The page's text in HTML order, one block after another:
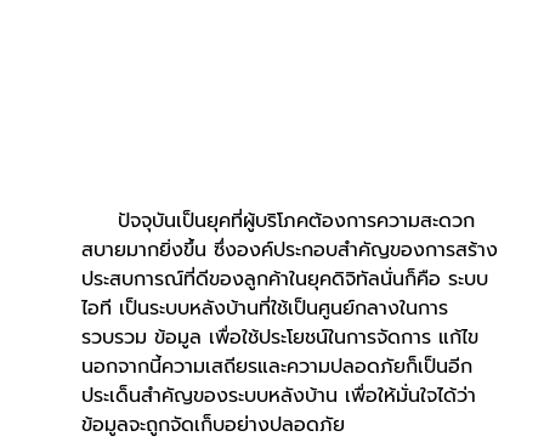
สบายมากยิ่งขึ้น ซึ่งองค์ประกอบสำคัญของการสร้าง
ประสบการณ์ที่ดีของลูกค้าในยุคดิจิทัลนั่นก็คือ ระบบ
ไอที เป็นระบบหลังบ้านที่ใช้เป็นศูนย์กลางในการ
รวบรวม ข้อมูล เพื่อใช้ประโยชน์ในการจัดการ แก้ไข
นอกจากนี้ความเสถียรและความปลอดภัยก็เป็นอีก
ประเด็นสำคัญของระบบหลังบ้าน เพื่อให้มั่นใจได้ว่า
ข้อมูลจะถูกจัดเก็บอย่างปลอดภัย